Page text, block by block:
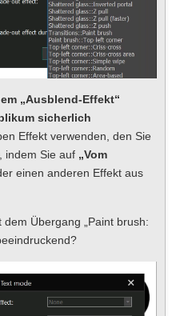
„Ausblend-Effekt“
sicherlich
Effekt verwenden, den Sie
indem Sie auf „Vom
einen anderen Effekt aus
Übergang „Paint brush: